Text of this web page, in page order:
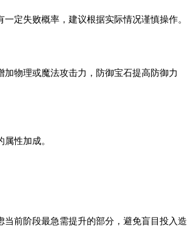
失败概率，建议根据实际情况谨慎操作。
物理或魔法攻击力，防御宝石提高防御力
性加成。
前阶段最急需提升的部分，避免盲目投入造